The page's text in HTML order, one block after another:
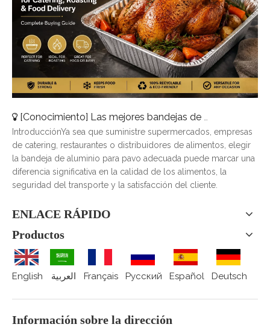
[Conocimiento] Las mejores bandejas de pavo de aluminio para catering, asado y entrega de alimentos
IntroducciónYa sea que suministre supermercados, empresas
de catering, restaurantes o distribuidores de alimentos, elegir
la bandeja de aluminio para pavo adecuada puede marcar una
diferencia significativa en la calidad de los alimentos, la
seguridad del transporte y la satisfacción del cliente.
ENLACE RÁPIDO
Productos
English العربية Français Pусский Español Deutsch
Información sobre la dirección